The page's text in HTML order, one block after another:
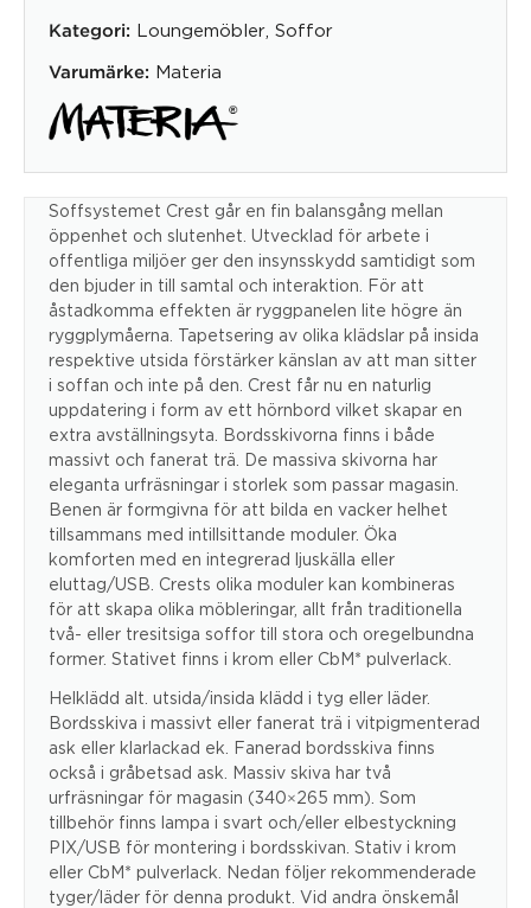
Kategori: Loungemöbler Soffor
Varumärke: Materia
Soffsystemet Crest går en fin balansgång mellan
öppenhet och slutenhet. Utvecklad för arbete i
offentliga miljöer ger den insynsskydd samtidigt som
den bjuder in till samtal och interaktion. För att
åstadkomma effekten är ryggpanelen lite högre än
ryggplymåerna. Tapetsering av olika klädslar på insida
respektive utsida förstärker känslan av att man sitter
i soffan och inte på den. Crest får nu en naturlig
uppdatering i form av ett hörnbord vilket skapar en
extra avställningsyta. Bordsskivorna finns i både
massivt och fanerat trä. De massiva skivorna har
eleganta urfräsningar i storlek som passar magasin.
Benen är formgivna för att bilda en vacker helhet
tillsammans med intillsittande moduler. Öka
komforten med en integrerad ljuskälla eller
eluttag/USB. Crests olika moduler kan kombineras
för att skapa olika möbleringar, allt från traditionella
två- eller tresitsiga soffor till stora och oregelbundna
former. Stativet finns i krom eller CbM* pulverlack.
Helklädd alt. utsida/insida klädd i tyg eller läder.
Bordsskiva i massivt eller fanerat trä i vitpigmenterad
ask eller klarlackad ek. Fanerad bordsskiva finns
också i gråbetsad ask. Massiv skiva har två
urfräsningar för magasin (340×265 mm). Som
tillbehör finns lampa i svart och/eller elbestyckning
PIX/USB för montering i bordsskivan. Stativ i krom
eller CbM* pulverlack. Nedan följer rekommenderade
tyger/läder för denna produkt. Vid andra önskemål